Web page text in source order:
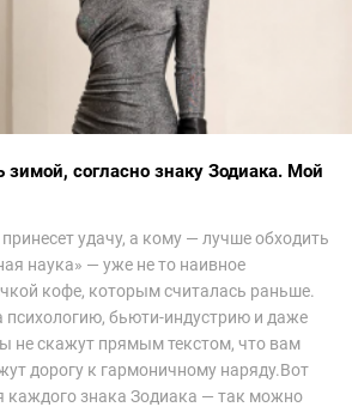
зимой, согласно знаку Зодиака. Мой
удачу, а кому — лучше обходить
наука» — уже не то наивное
кофе, которым считалась раньше.
психологию, бьюти-индустрию и даже
не скажут прямым текстом, что вам
дорогу к гармоничному наряду.Вот
каждого знака Зодиака — так можно